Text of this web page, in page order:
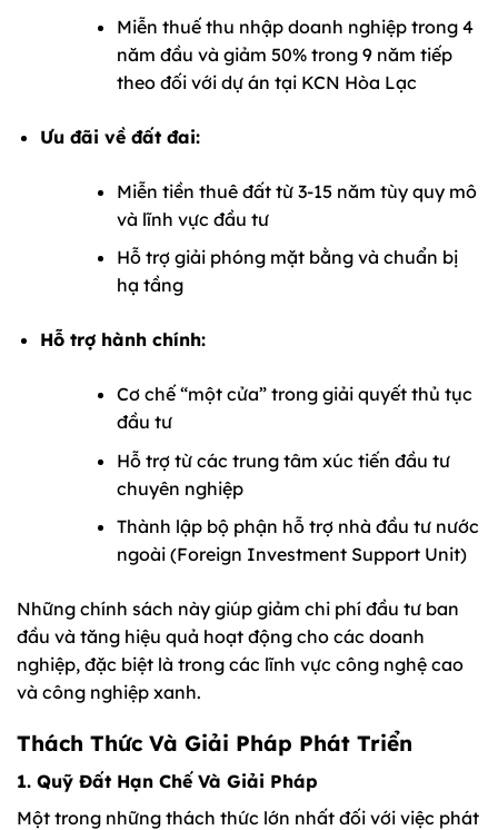
Miễn thuế thu nhập doanh nghiệp trong 4
năm đầu và giảm 50% trong 9 năm tiếp
theo đối với dự án tại KCN Hòa Lạc
Ưu đãi về đất đai:
Miễn tiền thuê đất từ 3-15 năm tùy quy mô
và lĩnh vực đầu tư
Hỗ trợ giải phóng mặt bằng và chuẩn bị
hạ tầng
Hỗ trợ hành chính:
Cơ chế “một cửa” trong giải quyết thủ tục
đầu tư
Hỗ trợ từ các trung tâm xúc tiến đầu tư
chuyên nghiệp
Thành lập bộ phận hỗ trợ nhà đầu tư nước
ngoài (Foreign Investment Support Unit)
Những chính sách này giúp giảm chi phí đầu tư ban
đầu và tăng hiệu quả hoạt động cho các doanh
nghiệp, đặc biệt là trong các lĩnh vực công nghệ cao
và công nghiệp xanh.
Thách Thức Và Giải Pháp Phát Triển
1. Quỹ Đất Hạn Chế Và Giải Pháp
Một trong những thách thức lớn nhất đối với việc phát